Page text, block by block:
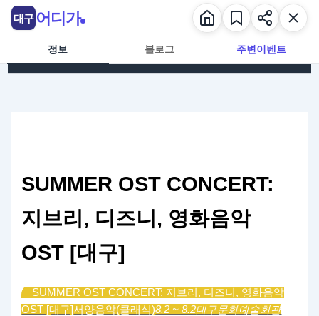
콘텐츠로 건너뛰기
정보 블로그 주변이벤트
SUMMER OST CONCERT:
지브리, 디즈니, 영화음악
OST [대구]
SUMMER OST CONCERT: 지브리, 디즈니, 영화음악
OST [대구]서양음악(클래식)8.2 ~ 8.2대구문화예술회관
대구 어디가